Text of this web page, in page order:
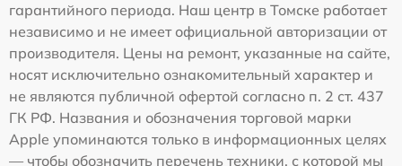
гарантийного периода. Наш центр в Томске работает
независимо и не имеет официальной авторизации от
производителя. Цены на ремонт, указанные на сайте,
носят исключительно ознакомительный характер и
не являются публичной офертой согласно п. 2 ст. 437
ГК РФ. Названия и обозначения торговой марки
Apple упоминаются только в информационных целях
— чтобы обозначить перечень техники, с которой мы